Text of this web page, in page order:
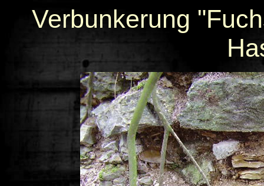
Verbunkerung